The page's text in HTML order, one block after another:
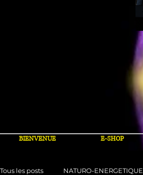
BIENVENUE E-SHOP
Tous les posts NATURO-ENERGETIQUE